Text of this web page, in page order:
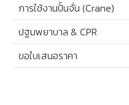
การใช้งานปั้นจั่น (Crane)
ปฐมพยาบาล & CPR
ขอใบเสนอราคา